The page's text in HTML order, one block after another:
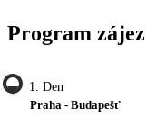
Program
1. Den
Praha - Budapešť